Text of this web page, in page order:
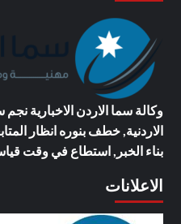
وكالة سما الاردن الاخباريةنجم
الاردنية, خطف بنوره انظار
بناء الخبر, استطاع في وقت
الاعلانات